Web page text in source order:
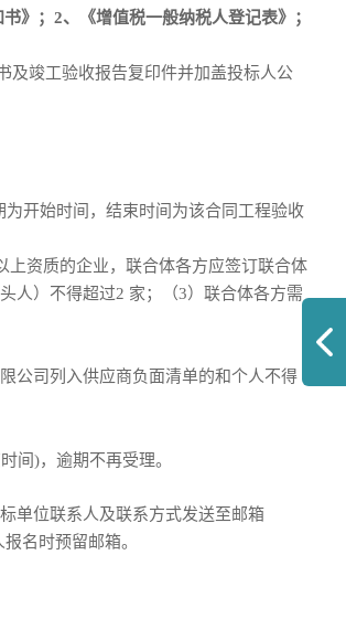
》；2、《增值税一般纳税人登记表》；
及竣工验收报告复印件并加盖投标人公
开始时间，结束时间为该合同工程验收
上资质的企业，联合体各方应签订联合体
人）不得超过2 家；（3）联合体各方需
公司列入供应商负面清单的和个人不得
间)，逾期不再受理。
单位联系人及联系方式发送至邮箱
报名时预留邮箱。